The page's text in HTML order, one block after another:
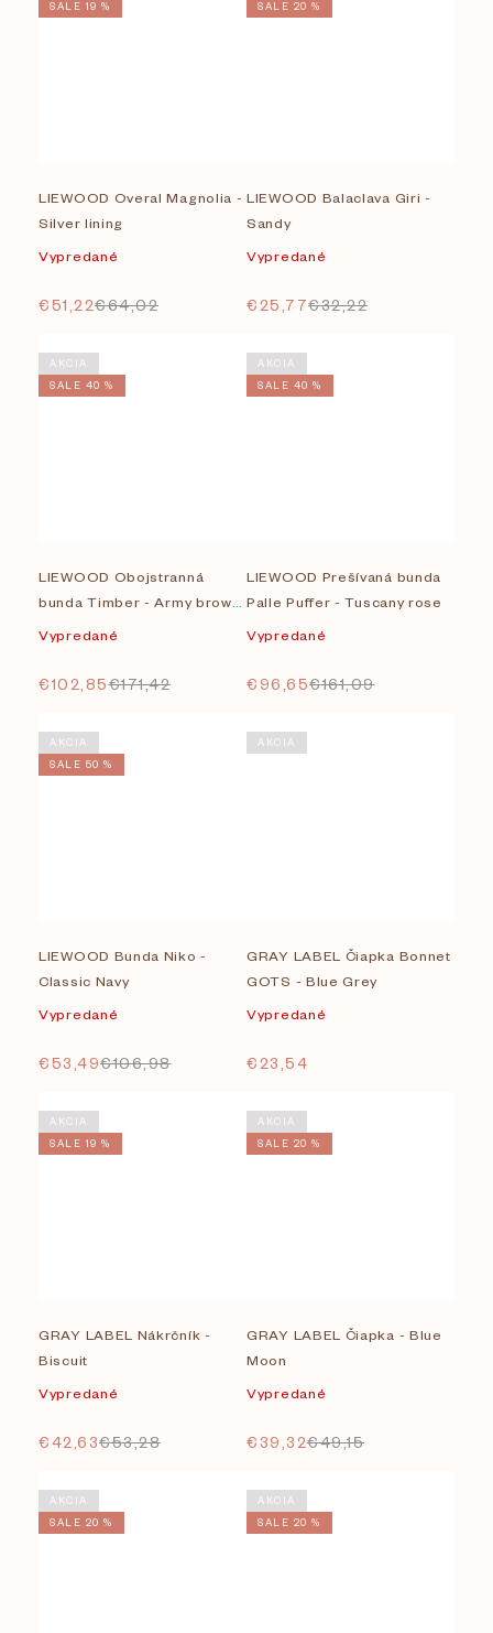
SALE 19 %
LIEWOOD Overal Magnolia -
Silver lining
Vypredané
€51,22€64,02
SALE 20 %
LIEWOOD Balaclava Giri -
Sandy
Vypredané
€25,77€32,22
AKCIA
SALE 40 %
LIEWOOD Obojstranná
bunda Timber - Army brown
Vypredané
€102,85€171,42
AKCIA
SALE 40 %
LIEWOOD Prešívaná bunda
Palle Puffer - Tuscany rose
Vypredané
€96,65€161,09
AKCIA
SALE 50 %
LIEWOOD Bunda Niko -
Classic Navy
Vypredané
€53,49€106,98
AKCIA
GRAY LABEL Čiapka Bonnet
GOTS - Blue Grey
Vypredané
€23,54
AKCIA
SALE 19 %
GRAY LABEL Nákrčník -
Biscuit
Vypredané
€42,63€53,28
AKCIA
SALE 20 %
GRAY LABEL Čiapka - Blue
Moon
Vypredané
€39,32€49,15
AKCIA
SALE 20 %
AKCIA
SALE 20 %